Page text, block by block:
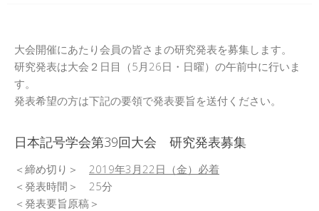
研究発表について
研究会・研究プロジェクト
日本記号学会第46回大会
（2026/7/11・7/12）「パース
記号論のフロンティア」特設ペ
ージ
大会開催にあたり会員の皆さまの研究発表を募集します。
研究発表は大会２日目（5月26日・日曜）の午前中に行いま
す。
発表希望の方は下記の要領で発表要旨を送付ください。
日本記号学会第39回大会 研究発表募集
＜締め切り＞ 2019年3月22日（金）必着
＜発表時間＞ 25分
＜発表要旨原稿＞